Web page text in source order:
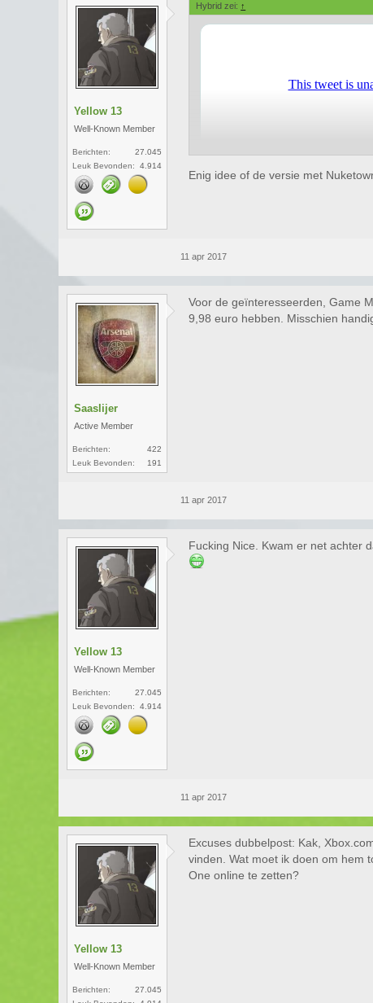
Yellow 13
Well-Known Member
Berichten:
27.045
Leuk Bevonden:
4.914
Hybrid zei: ↑
Enig idee of de versie met
11 apr 2017
Saaslijer
Active Member
Berichten:
422
Leuk Bevonden:
191
Voor de geïnteresseerden, Game
9,98 euro hebben. Misschien
11 apr 2017
Yellow 13
Well-Known Member
Berichten:
27.045
Leuk Bevonden:
4.914
Fucking Nice. Kwam er net achter
11 apr 2017
Yellow 13
Well-Known Member
Berichten:
27.045
Excuses dubbelpost: Kak,
vinden. Wat moet ik doen om hem
One online te zetten?